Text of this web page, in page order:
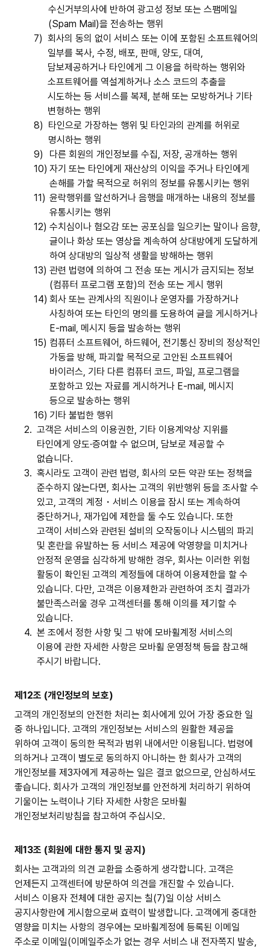
수신거부의사에 반하여 광고성 정보 또는 스팸메일
(Spam Mail)을 전송하는 행위
7) 회사의 동의 없이 서비스 또는 이에 포함된 소프트웨어의
일부를 복사, 수정, 배포, 판매, 양도, 대여,
담보제공하거나 타인에게 그 이용을 허락하는 행위와
소프트웨어를 역설계하거나 소스 코드의 추출을
시도하는 등 서비스를 복제, 분해 또는 모방하거나 기타
변형하는 행위
8) 타인으로 가장하는 행위 및 타인과의 관계를 허위로
명시하는 행위
9)
다른 회원의 개인정보를 수집, 저장, 공개하는 행위
10) 자기 또는 타인에게 재산상의 이익을 주거나 타인에게
손해를 가할 목적으로 허위의 정보를 유통시키는 행위
11) 윤락행위를 알선하거나 음행을 매개하는 내용의 정보를
유통시키는 행위
12) 수치심이나 혐오감 또는 공포심을 일으키는 말이나 음향,
글이나 화상 또는 영상을 계속하여 상대방에게 도달하게
하여 상대방의 일상적 생활을 방해하는 행위
13) 관련 법령에 의하여 그 전송 또는 게시가 금지되는 정보
(컴퓨터 프로그램 포함)의 전송 또는 게시 행위
14) 회사 또는 관계사의 직원이나 운영자를 가장하거나
사칭하여 또는 타인의 명의를 도용하여 글을 게시하거나
E-mail, 메시지 등을 발송하는 행위
15) 컴퓨터 소프트웨어, 하드웨어, 전기통신 장비의 정상적인
가동을 방해, 파괴할 목적으로 고안된 소프트웨어
바이러스, 기타 다른 컴퓨터 코드, 파일, 프로그램을
포함하고 있는 자료를 게시하거나 E-mail, 메시지
등으로 발송하는 행위
16) 기타 불법한 행위
2. 고객은 서비스의 이용권한, 기타 이용계약상 지위를
타인에게 양도·증여할 수 없으며, 담보로 제공할 수
없습니다.
3. 혹시라도 고객이 관련 법령, 회사의 모든 약관 또는 정책을
준수하지 않는다면, 회사는 고객의 위반행위 등을 조사할 수
있고, 고객의 계정・서비스 이용을 잠시 또는 계속하여
중단하거나, 재가입에 제한을 둘 수도 있습니다. 또한
고객이 서비스와 관련된 설비의 오작동이나 시스템의 파괴
및 혼란을 유발하는 등 서비스 제공에 악영향을 미치거나
안정적 운영을 심각하게 방해한 경우, 회사는 이러한 위험
활동이 확인된 고객의 계정들에 대하여 이용제한을 할 수
있습니다. 다만, 고객은 이용제한과 관련하여 조치 결과가
불만족스러울 경우 고객센터를 통해 이의를 제기할 수
있습니다.
4. 본 조에서 정한 사항 및 그 밖에 모바휠계정 서비스의
이용에 관한 자세한 사항은 모바휠 운영정책 등을 참고해
주시기 바랍니다.
제12조 (개인정보의 보호)
고객의 개인정보의 안전한 처리는 회사에게 있어 가장 중요한 일
중 하나입니다. 고객의 개인정보는 서비스의 원활한 제공을
위하여 고객이 동의한 목적과 범위 내에서만 이용됩니다. 법령에
의하거나 고객이 별도로 동의하지 아니하는 한 회사가 고객의
개인정보를 제3자에게 제공하는 일은 결코 없으므로, 안심하셔도
좋습니다. 회사가 고객의 개인정보를 안전하게 처리하기 위하여
기울이는 노력이나 기타 자세한 사항은 모바휠
개인정보처리방침을 참고하여 주십시오.
제13조 (회원에 대한 통지 및 공지)
회사는 고객과의 의견 교환을 소중하게 생각합니다. 고객은
언제든지 고객센터에 방문하여 의견을 개진할 수 있습니다.
서비스 이용자 전체에 대한 공지는 칠(7)일 이상 서비스
공지사항란에 게시함으로써 효력이 발생합니다. 고객에게 중대한
영향을 미치는 사항의 경우에는 모바휠계정에 등록된 이메일
주소로 이메일(이메일주소가 없는 경우 서비스 내 전자쪽지 발송,